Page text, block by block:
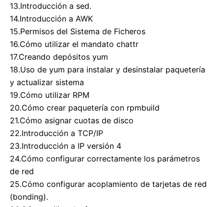
13.Introducción a sed.
14.Introducción a AWK
15.Permisos del Sistema de Ficheros
16.Cómo utilizar el mandato chattr
17.Creando depósitos yum
18.Uso de yum para instalar y desinstalar paquetería
y actualizar sistema
19.Cómo utilizar RPM
20.Cómo crear paquetería con rpmbuild
21.Cómo asignar cuotas de disco
22.Introducción a TCP/IP
23.Introducción a IP versión 4
24.Cómo configurar correctamente los parámetros
de red
25.Cómo configurar acoplamiento de tarjetas de red
(bonding).